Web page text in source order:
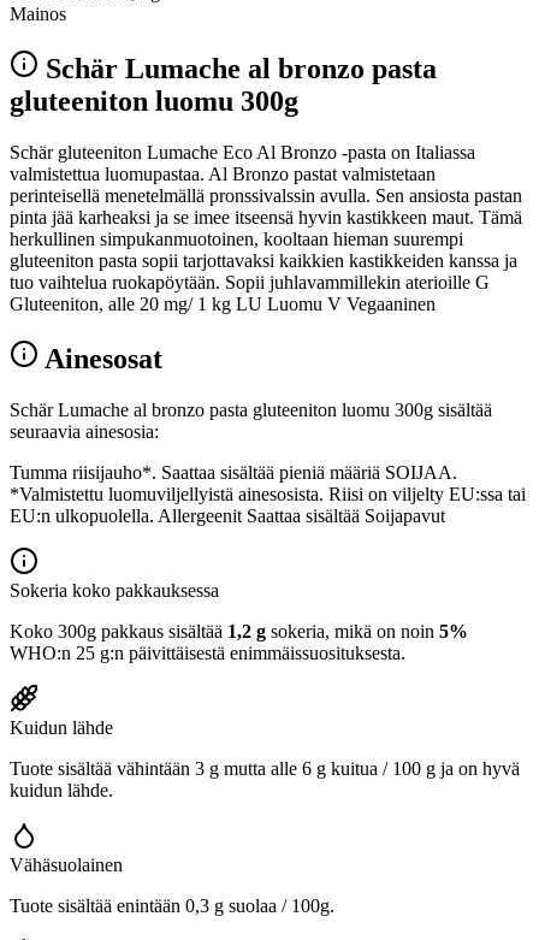
Mainos
Schär Lumache al bronzo pasta
gluteeniton luomu 300g
Schär gluteeniton Lumache Eco Al Bronzo -pasta on Italiassa
valmistettua luomupastaa. Al Bronzo pastat valmistetaan
perinteisellä menetelmällä pronssivalssin avulla. Sen ansiosta pastan
pinta jää karheaksi ja se imee itseensä hyvin kastikkeen maut. Tämä
herkullinen simpukanmuotoinen, kooltaan hieman suurempi
gluteeniton pasta sopii tarjottavaksi kaikkien kastikkeiden kanssa ja
tuo vaihtelua ruokapöytään. Sopii juhlavammillekin aterioille G
Gluteeniton, alle 20 mg/ 1 kg LU Luomu V Vegaaninen
Ainesosat
Schär Lumache al bronzo pasta gluteeniton luomu 300g sisältää
seuraavia ainesosia:
Tumma riisijauho*. Saattaa sisältää pieniä määriä SOIJAA.
*Valmistettu luomuviljellyistä ainesosista. Riisi on viljelty EU:ssa tai
EU:n ulkopuolella. Allergeenit Saattaa sisältää Soijapavut
Sokeria koko pakkauksessa
Koko 300g pakkaus sisältää 1,2 g sokeria, mikä on noin 5%
WHO:n 25 g:n päivittäisestä enimmäissuosituksesta.
Kuidun lähde
Tuote sisältää vähintään 3 g mutta alle 6 g kuitua / 100 g ja on hyvä
kuidun lähde.
Vähäsuolainen
Tuote sisältää enintään 0,3 g suolaa / 100g.